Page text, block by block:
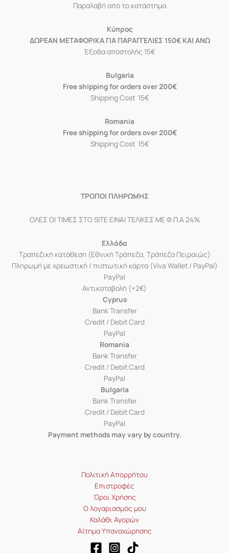
Παραλαβή από το κατάστημα
Κύπρος
ΔΩΡΕΑΝ ΜΕΤΑΦΟΡΙΚΑ ΓΙΑ ΠΑΡΑΓΓΕΛΙΕΣ 150€ ΚΑΙ ΑΝΩ
Έξοδα αποστολής 15€
Bulgaria
Free shipping for orders over 200€
Shipping Cost 15€
Romania
Free shipping for orders over 200€
Shipping Cost 15€
ΤΡΟΠΟΙ ΠΛΗΡΩΜΗΣ
ΟΛΕΣ ΟΙ ΤΙΜΕΣ ΣΤΟ SITE ΕΙΝΑΙ ΤΕΛΙΚΕΣ ΜΕ Φ.Π.Α 24%
Ελλάδα
Τραπεζική κατάθεση (Εθνική Τράπεζα, Τράπεζα Πειραιώς)
Πληρωμή με χρεωστική / πιστωτική κάρτα (Viva Wallet / PayPal)
PayPal
Αντικαταβολή (+2€)
Cyprus
Bank Transfer
Credit / Debit Card
PayPal
Romania
Bank Transfer
Credit / Debit Card
PayPal
Bulgaria
Bank Transfer
Credit / Debit Card
PayPal
Payment methods may vary by country.
Πολιτική Απορρήτου
Επιστροφές
Όροι Χρήσης
Ο λογαριασμός μου
Καλάθι Αγορών
Αίτημα Υπαναχώρησης